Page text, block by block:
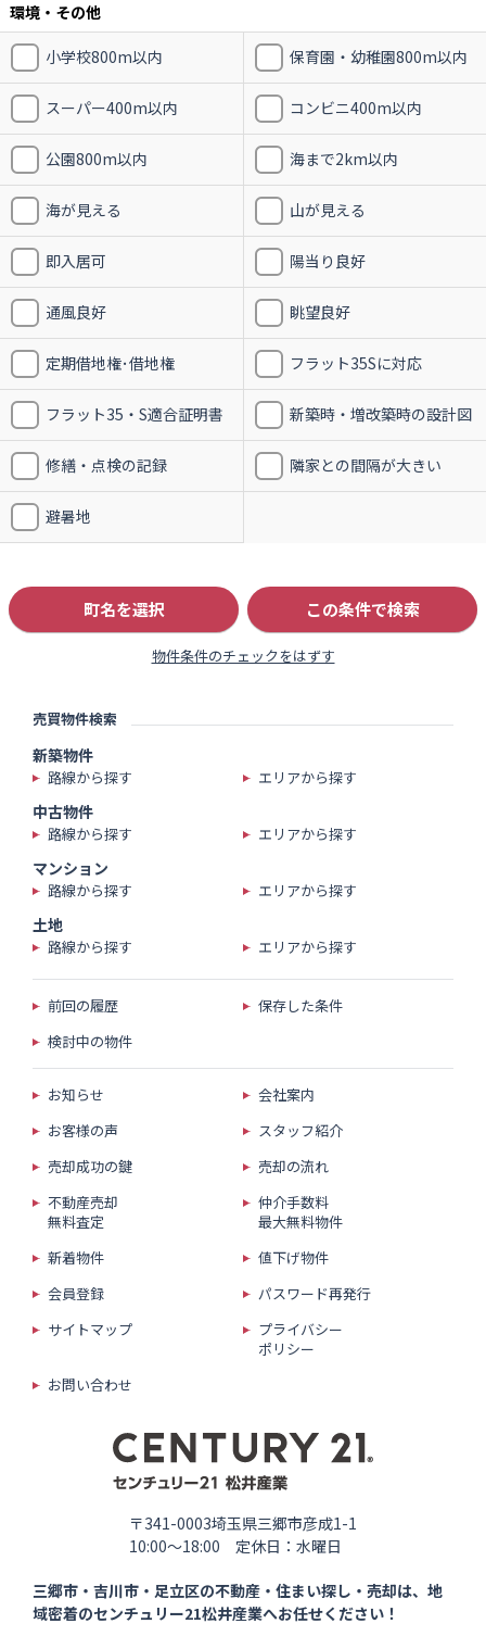
環境・その他
小学校800m以内 保育園・幼稚園800m以内
スーパー400m以内 コンビニ400m以内
公園800m以内 海まで2km以内
海が見える 山が見える
即入居可 陽当り良好
通風良好 眺望良好
定期借地権･借地権 フラット35Sに対応
フラット35・S適合証明書 新築時・増改築時の設計図
修繕・点検の記録 隣家との間隔が大きい
避暑地
町名を選択 この条件で検索
物件条件のチェックをはずす
売買物件検索
新築物件
路線から探す エリアから探す
中古物件
路線から探す エリアから探す
マンション
路線から探す エリアから探す
土地
路線から探す エリアから探す
前回の履歴
保存した条件
検討中の物件
お知らせ
会社案内
お客様の声
スタッフ紹介
売却成功の鍵
売却の流れ
不動産売却
無料査定
仲介手数料
最大無料物件
新着物件
値下げ物件
会員登録
パスワード再発行
サイトマップ
プライバシー
ポリシー
お問い合わせ
〒341-0003埼玉県三郷市彦成1-1
10:00〜18:00 定休日：水曜日
三郷市・吉川市・足立区の不動産・住まい探し・売却は、 地
域密着のセンチュリー21松井産業へお任せください！